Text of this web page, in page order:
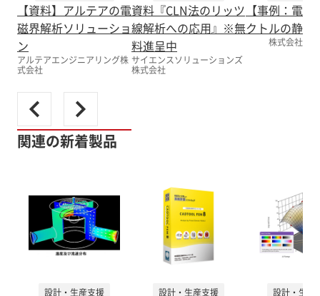
【資料】アルテアの電
磁界解析ソリューショ
ン
アルテアエンジニアリング株
式会社
資料『CLN法のリッツ
線解析への応用』※無
料進呈中
サイエンスソリューションズ
株式会社
【事例：電
クトルの静音
株式会社く
関連の新着製品
設計・生産支援 設計・生産支援 設計・生産